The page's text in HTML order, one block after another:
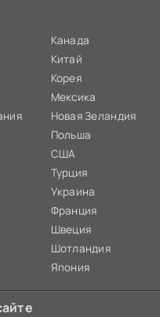
Канада
Китай
Корея
Мексика
Новая Зеландия
Польша
США
Турция
Украина
Франция
Швеция
Шотландия
Япония